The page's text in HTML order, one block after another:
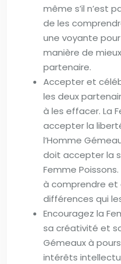
même s’il n’est
de les
une voyante
manière de
partenaire.
Accepter et
les deux
à les effacer. La
accepter la
l’Homme
doit accepter la
Femme
à comprendre et
différences qui
Encouragez la
sa créativité et
Gémeaux à
intérêts